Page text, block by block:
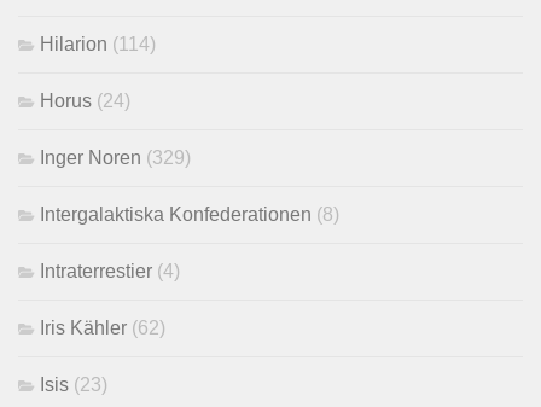
Hilarion (114)
Horus (24)
Inger Noren (329)
Intergalaktiska Konfederationen (8)
Intraterrestier (4)
Iris Kähler (62)
Isis (23)